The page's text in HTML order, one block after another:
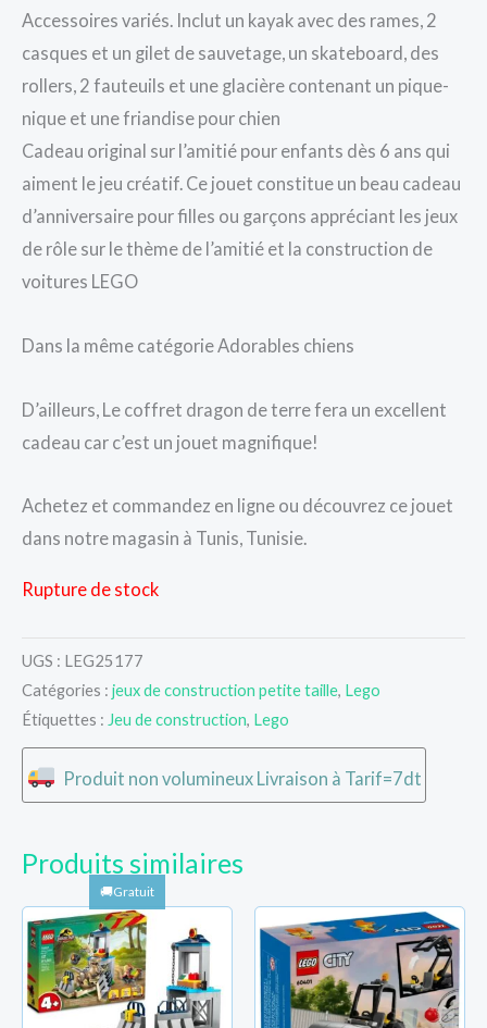
Accessoires variés. Inclut un kayak avec des rames, 2
casques et un gilet de sauvetage, un skateboard, des
rollers, 2 fauteuils et une glacière contenant un pique-
nique et une friandise pour chien
Cadeau original sur l’amitié pour enfants dès 6 ans qui
aiment le jeu créatif. Ce jouet constitue un beau cadeau
d’anniversaire pour filles ou garçons appréciant les jeux
de rôle sur le thème de l’amitié et la construction de
voitures LEGO
Dans la même catégorie Adorables chiens
D’ailleurs, Le coffret dragon de terre fera un excellent
cadeau car c’est un jouet magnifique!
Achetez et commandez en ligne ou découvrez ce jouet
dans notre magasin à Tunis, Tunisie.
Rupture de stock
UGS : LEG25177
Catégories : jeux de construction petite taille, Lego
Étiquettes : Jeu de construction, Lego
Produit non volumineux Livraison à Tarif=7dt
Produits similaires